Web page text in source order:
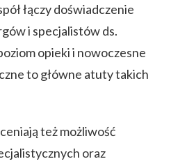
łączy doświadczenie
i specjalistów ds.
opieki i nowoczesne
to główne atuty takich
też możliwość
oraz